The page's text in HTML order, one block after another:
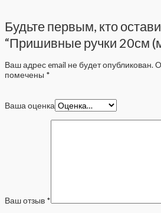
Будьте первым, кто
“Пришивные ручки 20см
Ваш адрес email не будет опубликован.
помечены *
Ваша оценка
Ваш отзыв *